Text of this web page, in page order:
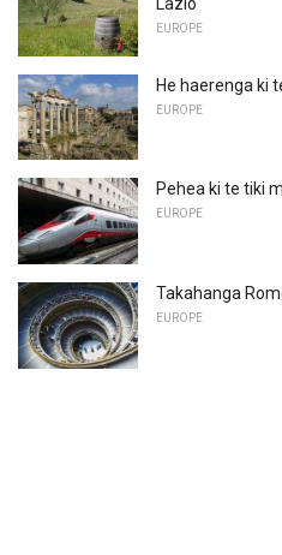
EUROPE
He haerenga ki
EUROPE
Pehea ki te tiki
EUROPE
Takahanga
EUROPE